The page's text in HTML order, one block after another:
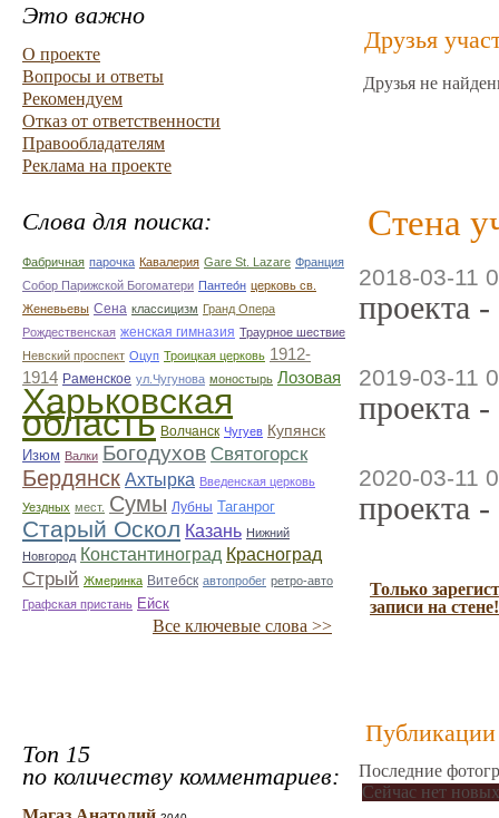
Это важно
О проекте
Вопросы и ответы
Рекомендуем
Отказ от ответственности
Правообладателям
Реклама на проекте
Слова для поиска:
Фабричная парочка Кавалерия Gare St. Lazare Франция
Собор Парижской Богоматери Пантео́н церковь св.
Женевьевы Сена классицизм Гранд Опера
Рождественская женская гимназия Траурное шествие
Невский проспект Оцуп Троицкая церковь 1912-
1914 Раменское ул.Чугунова моностырь Лозовая
Харьковская
область Волчанск Чугуев Купянск
Изюм Валки Богодухов Святогорск
Бердянск Ахтырка Введенская церковь
Уездных мест. Сумы Лубны Таганрог
Старый Оскол Казань Нижний
Новгород Константиноград Красноград
Стрый Жмеринка Витебск автопробег ретро-авто
Графская пристань Ейск
Все ключевые слова >>
Топ 15
по количеству комментариев:
Друзья
Друзья не
Стена
2018-03-11
проекта
2019-03-11
проекта
2020-03-11
проекта
Только
записи на стене!
Публикации
Последние
Сейчас нет